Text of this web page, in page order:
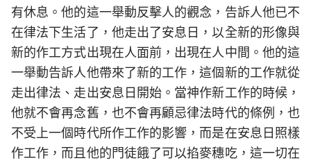
有休息。他的這一舉動反擊人的觀念，告訴人他已不
在律法下生活了，他走出了安息日，以全新的形像與
新的作工方式出現在人面前，出現在人中間。他的這
一舉動告訴人他帶來了新的工作，這個新的工作就從
走出律法、走出安息日開始。當神作新工作的時候，
他就不會再念舊，也不會再顧忌律法時代的條例，也
不受上一個時代所作工作的影響，而是在安息日照樣
作工作，而且他的門徒餓了可以掐麥穗吃，這一切在